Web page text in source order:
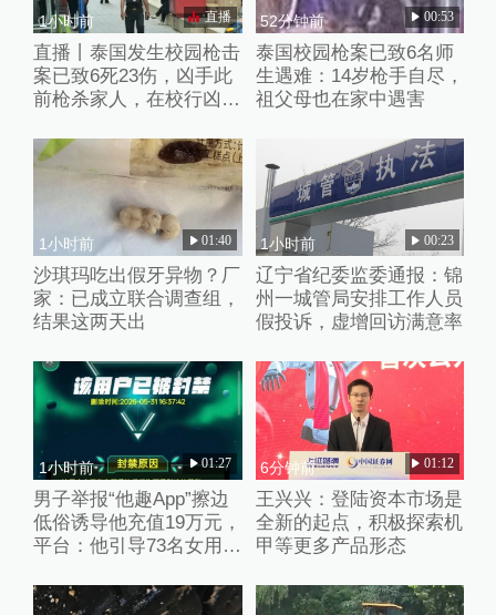
1小时前 直播
直播丨泰国发生校园枪击
案已致6死23伤，凶手此
前枪杀家人，在校行凶后
52分钟前 00:53
泰国校园枪案已致6名师
生遇难：14岁枪手自尽，
祖父母也在家中遇害
1小时前 01:40
沙琪玛吃出假牙异物？厂
家：已成立联合调查组，
结果这两天出
1小时前 00:23
辽宁省纪委监委通报：锦
州一城管局安排工作人员
假投诉，虚增回访满意率
1小时前 01:27
男子举报“他趣App”擦边
低俗诱导他充值19万元，
平台：他引导73名女用户
6分钟前 01:12
王兴兴：登陆资本市场是
全新的起点，积极探索机
甲等更多产品形态